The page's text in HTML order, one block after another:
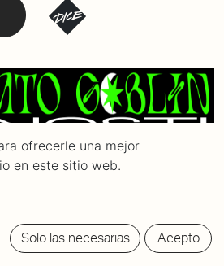
ofrecerle una mejor
en este sitio web.
Solo las necesarias Acepto